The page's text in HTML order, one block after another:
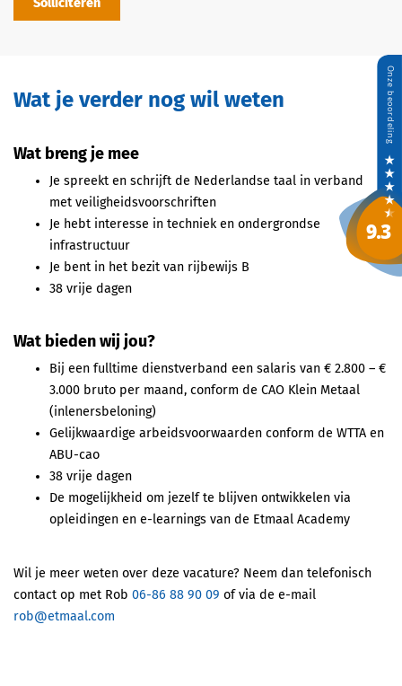
Solliciteren
Wat je verder nog wil weten
Wat breng je mee
Je spreekt en schrijft de Nederlandse taal in verband
met veiligheidsvoorschriften
Je hebt interesse in techniek en ondergrondse
infrastructuur
Je bent in het bezit van rijbewijs B
38 vrije dagen
Wat bieden wij jou?
Bij een fulltime dienstverband een salaris van € 2.800 – €
3.000 bruto per maand, conform de CAO Klein Metaal
(inlenersbeloning)
Gelijkwaardige arbeidsvoorwaarden conform de WTTA en
ABU-cao
38 vrije dagen
De mogelijkheid om jezelf te blijven ontwikkelen via
opleidingen en e-learnings van de Etmaal Academy
Wil je meer weten over deze vacature? Neem dan telefonisch
contact op met Rob 06-86 88 90 09 of via de e-mail
rob@etmaal.com